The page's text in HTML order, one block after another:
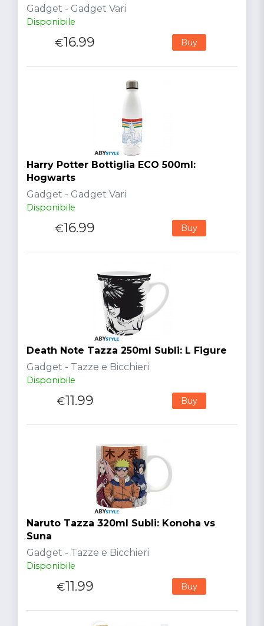
Gadget - Gadget Vari
Disponibile
€16.99 Buy
Harry Potter Bottiglia ECO 500ml:
Hogwarts
Gadget - Gadget Vari
Disponibile
€16.99 Buy
Death Note Tazza 250ml Subli: L Figure
Gadget - Tazze e Bicchieri
Disponibile
€11.99 Buy
Naruto Tazza 320ml Subli: Konoha vs
Suna
Gadget - Tazze e Bicchieri
Disponibile
€11.99 Buy